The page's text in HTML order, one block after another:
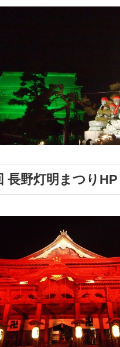
長野灯明まつり